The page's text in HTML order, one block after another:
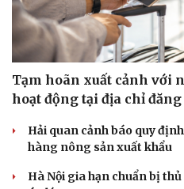
Tạm hoãn xuất cảnh với
hoạt động tại địa chỉ
Hải quan cảnh báo quy
hàng nông sản xuất khẩu
Hà Nội gia hạn chuẩn bị